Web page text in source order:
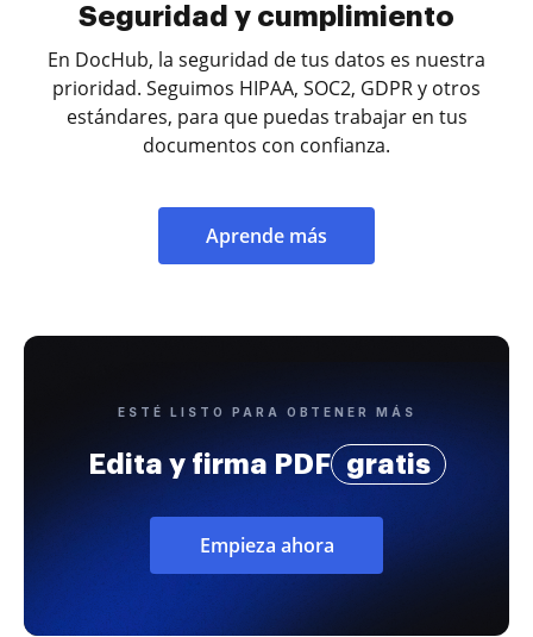
Seguridad y cumplimiento
En DocHub, la seguridad de tus datos es nuestra
prioridad. Seguimos HIPAA, SOC2, GDPR y otros
estándares, para que puedas trabajar en tus
documentos con confianza.
Aprende más
ESTÉ LISTO PARA OBTENER MÁS
Edita y firma PDF gratis
Empieza ahora